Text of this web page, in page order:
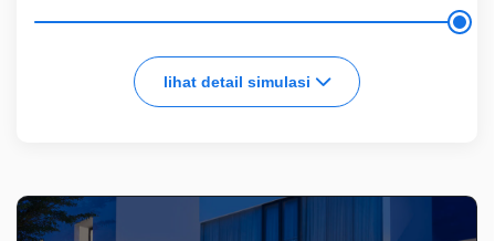
lihat detail simulasi